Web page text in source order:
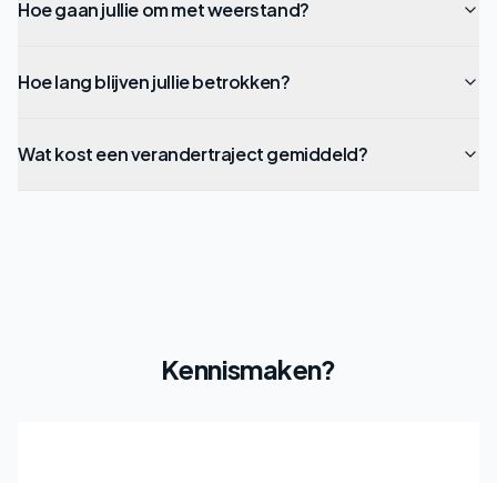
Hoe gaan jullie om met weerstand?
Hoe lang blijven jullie betrokken?
Wat kost een verandertraject gemiddeld?
Kennismaken?